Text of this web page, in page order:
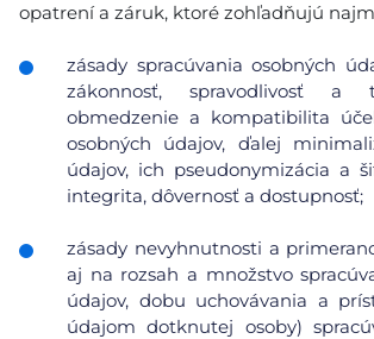
opatrení a záruk, ktoré zohľadňujú
zásady spracúvania osobných
zákonnosť, spravodlivosť a
obmedzenie a kompatibilita
osobných údajov, ďalej
údajov, ich pseudonymizácia a
integrita, dôvernosť a dostupnosť;
zásady nevyhnutnosti a
aj na rozsah a množstvo
údajov, dobu uchovávania a
údajom dotknutej osoby)